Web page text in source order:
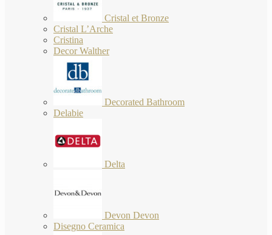
Cristal et Bronze
Cristal L’Arche
Cristina
Decor Walther
Decorated Bathroom
Delabie
Delta
Devon Devon
Disegno Ceramica